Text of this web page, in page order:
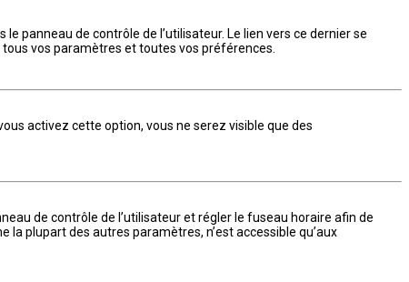
panneau de contrôle de l’utilisateur. Le lien vers ce dernier se
vos paramètres et toutes vos préférences.
activez cette option, vous ne serez visible que des
de contrôle de l’utilisateur et régler le fuseau horaire afin de
plupart des autres paramètres, n’est accessible qu’aux